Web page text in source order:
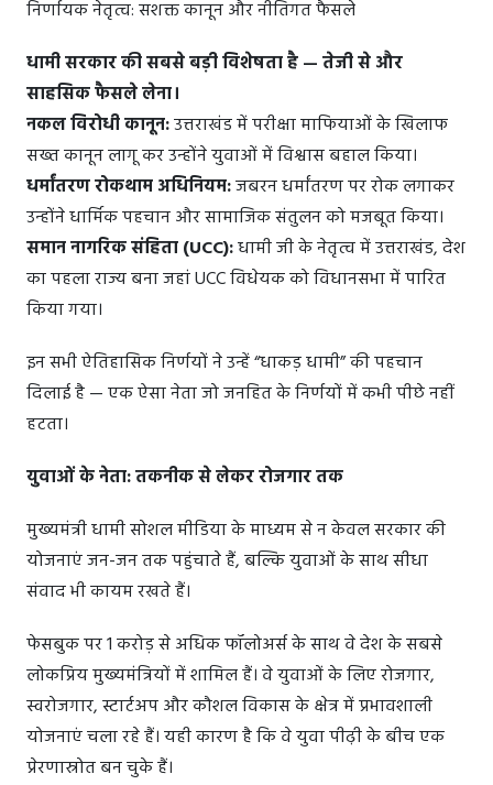
निर्णायक नेतृत्व: सशक्त कानून और नीतिगत फैसले
धामी सरकार की सबसे बड़ी विशेषता है — तेजी से और
साहसिक फैसले लेना।
नकल विरोधी कानून:उत्तराखंड में परीक्षा माफियाओं के खिलाफ
सख्त कानून लागू कर उन्होंने युवाओं में विश्वास बहाल किया।
धर्मांतरण रोकथाम अधिनियम:जबरन धर्मांतरण पर रोक लगाकर
उन्होंने धार्मिक पहचान और सामाजिक संतुलन को मजबूत किया।
समान नागरिक संहिता (UCC):धामी जी के नेतृत्व में उत्तराखंड, देश
का पहला राज्य बना जहां UCC विधेयक को विधानसभा में पारित
किया गया।
इन सभी ऐतिहासिक निर्णयों ने उन्हें “धाकड़ धामी” की पहचान
दिलाई है — एक ऐसा नेता जो जनहित के निर्णयों में कभी पीछे नहीं
हटता।
युवाओं के नेता: तकनीक से लेकर रोजगार तक
मुख्यमंत्री धामी सोशल मीडिया के माध्यम से न केवल सरकार की
योजनाएं जन-जन तक पहुंचाते हैं, बल्कि युवाओं के साथ सीधा
संवाद भी कायम रखते हैं।
फेसबुक पर 1 करोड़ से अधिक फॉलोअर्स के साथ वे देश के सबसे
लोकप्रिय मुख्यमंत्रियों में शामिल हैं। वे युवाओं के लिए रोजगार,
स्वरोजगार, स्टार्टअप और कौशल विकास के क्षेत्र में प्रभावशाली
योजनाएं चला रहे हैं। यही कारण है कि वे युवा पीढ़ी के बीच एक
प्रेरणास्रोत बन चुके हैं।